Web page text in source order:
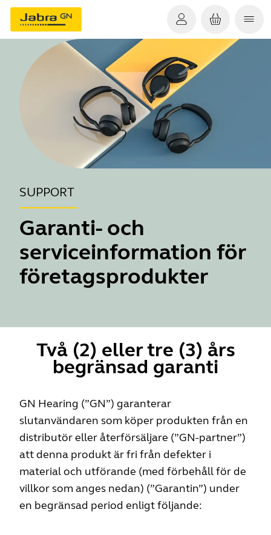
SUPPORT
Garanti- och
serviceinformation för
företagsprodukter
Två (2) eller tre (3) års
begränsad garanti
GN Hearing (”GN”) garanterar
slutanvändaren som köper produkten från en
distributör eller återförsäljare (”GN-partner”)
att denna produkt är fri från defekter i
material och utförande (med förbehåll för de
villkor som anges nedan) (”Garantin”) under
en begränsad period enligt följande: